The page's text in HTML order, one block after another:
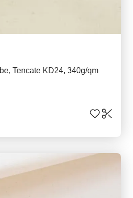
Tencate KD24, 340g/qm